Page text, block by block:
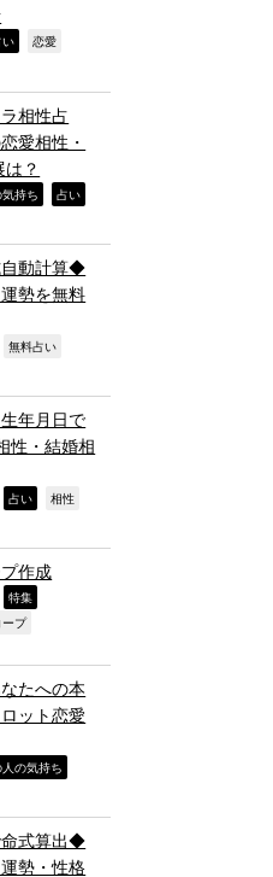
い 恋愛
相性占
愛相性・
は？
気持ち 占い
自動計算◆
勢を無料
無料占い
年月日で
性・結婚相
占い 相性
作成
特集
ープ
たへの本
ット恋愛
人の気持ち
命式算出◆
勢・性格